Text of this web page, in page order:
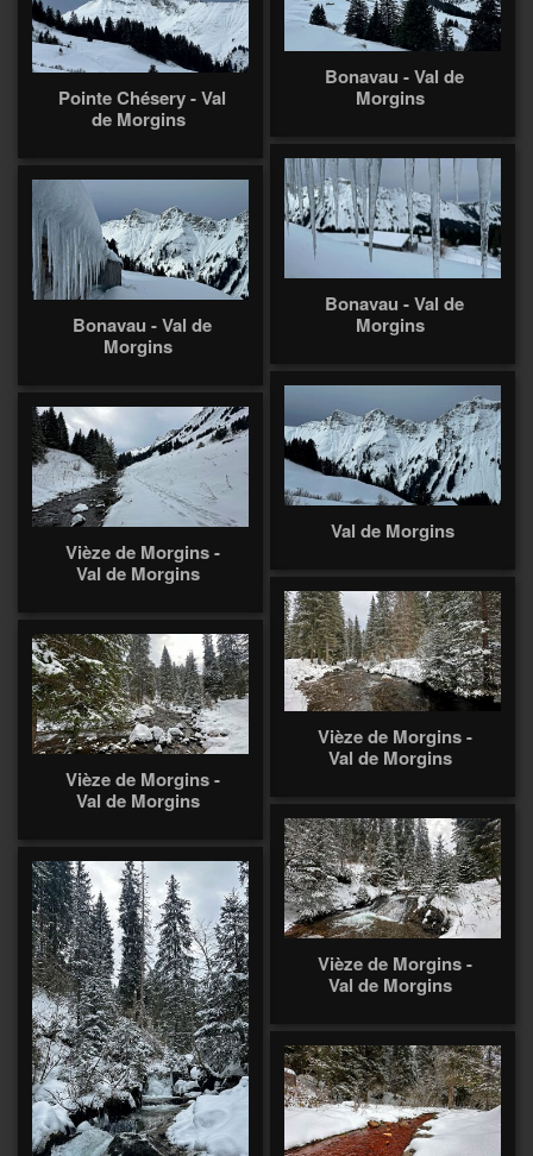
Bonavau - Val de
Morgins
Pointe Chésery - Val
de Morgins
Bonavau - Val de
Morgins
Bonavau - Val de
Morgins
Val de Morgins
Vièze de Morgins -
Val de Morgins
Vièze de Morgins -
Val de Morgins
Vièze de Morgins -
Val de Morgins
Vièze de Morgins -
Val de Morgins